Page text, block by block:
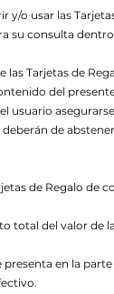
o usar las
su consulta
Tarjetas de
del
usuario
de
de Regalo de
total del valor de
en la